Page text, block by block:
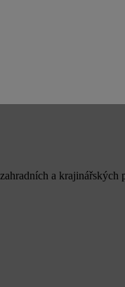
a krajinářských